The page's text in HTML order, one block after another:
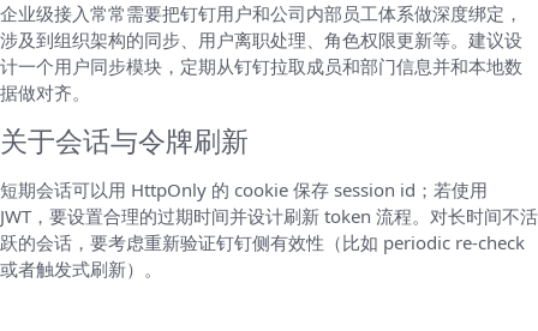
企业级接入常常需要把钉钉用户和公司内部员工体系做深度绑定，
涉及到组织架构的同步、用户离职处理、角色权限更新等。建议设
计一个用户同步模块，定期从钉钉拉取成员和部门信息并和本地数
据做对齐。
关于会话与令牌刷新
短期会话可以用 HttpOnly 的 cookie 保存 session id；若使用
JWT，要设置合理的过期时间并设计刷新 token 流程。对长时间不活
跃的会话，要考虑重新验证钉钉侧有效性（比如 periodic re-check
或者触发式刷新）。